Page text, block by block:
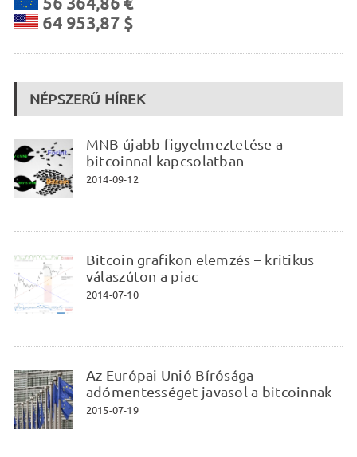
64 953,87 $
NÉPSZERŰ HÍREK
MNB újabb figyelmeztetése a
bitcoinnal kapcsolatban
2014-09-12
Bitcoin grafikon elemzés – kritikus
válaszúton a piac
2014-07-10
Az Európai Unió Bírósága
adómentességet javasol a bitcoinnak
2015-07-19